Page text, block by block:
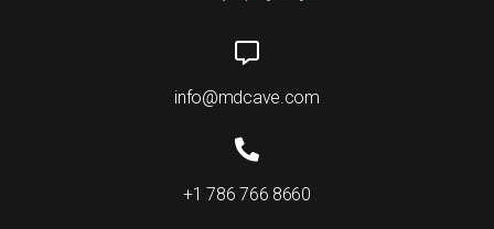
info@mdcave.com
+1 786 766 8660